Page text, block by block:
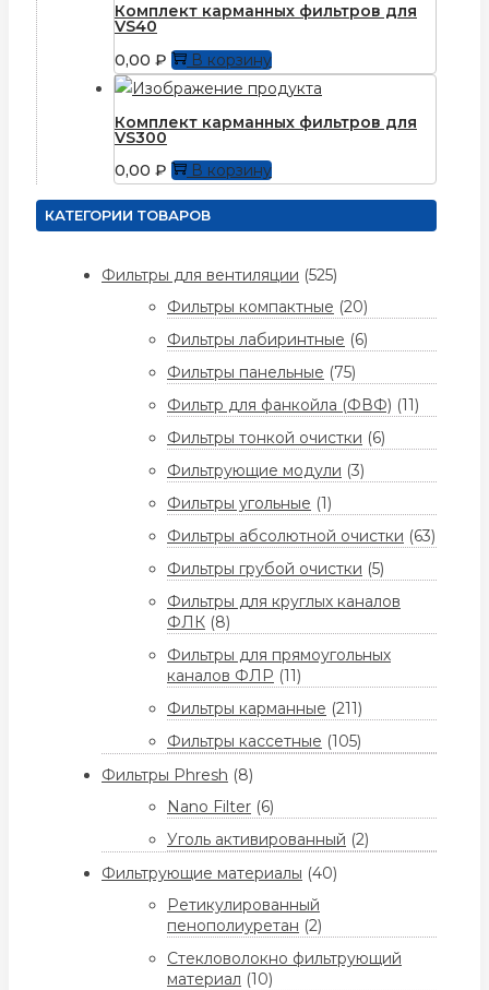
Комплект карманных фильтров для
VS40
0,00 ₽ В корзину
Комплект карманных фильтров для
VS300
0,00 ₽ В корзину
КАТЕГОРИИ ТОВАРОВ
Фильтры для вентиляции (525)
Фильтры компактные (20)
Фильтры лабиринтные (6)
Фильтры панельные (75)
Фильтр для фанкойла (ФВФ) (11)
Фильтры тонкой очистки (6)
Фильтрующие модули (3)
Фильтры угольные (1)
Фильтры абсолютной очистки (63)
Фильтры грубой очистки (5)
Фильтры для круглых каналов
ФЛК (8)
Фильтры для прямоугольных
каналов ФЛР (11)
Фильтры карманные (211)
Фильтры кассетные (105)
Фильтры Phresh (8)
Nano Filter (6)
Уголь активированный (2)
Фильтрующие материалы (40)
Ретикулированный
пенополиуретан (2)
Стекловолокно фильтрующий
материал (10)